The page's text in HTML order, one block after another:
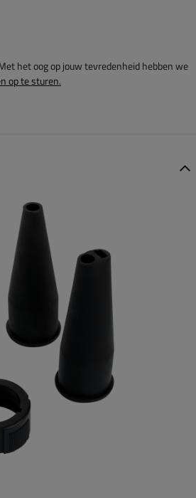
het oog op jouw tevredenheid hebben we
op te sturen.